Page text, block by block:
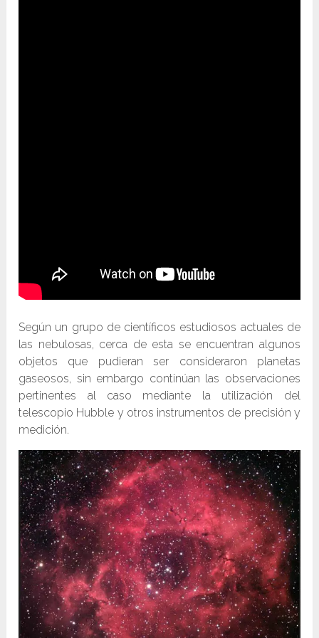
Según un grupo de científicos estudiosos actuales de
las nebulosas, cerca de esta se encuentran algunos
objetos que pudieran ser consideraron planetas
gaseosos, sin embargo continúan las observaciones
pertinentes al caso mediante la utilización del
telescopio Hubble y otros instrumentos de precisión y
medición.